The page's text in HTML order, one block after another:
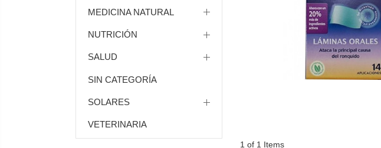
MEDICINA NATURAL
NUTRICIÓN
SALUD
SIN CATEGORÍA
SOLARES
VETERINARIA
1 of 1 Items